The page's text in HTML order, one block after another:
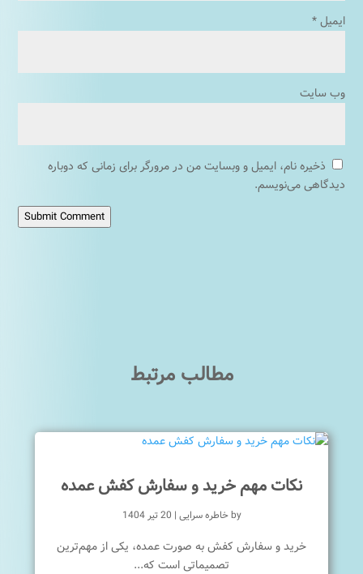
ایمیل*
وب‌ سایت
ذخیره نام، ایمیل و وبسایت من در مرورگر برای زمانی که دوباره
دیدگاهی می‌نویسم.
Submit Comment
مطالب مرتبط
نکات مهم خرید و سفارش کفش عمده
byخاطره سرایی | 20 تیر 1404
خرید و سفارش کفش به صورت عمده، یکی از مهم‌ترین
تصمیماتی است که...